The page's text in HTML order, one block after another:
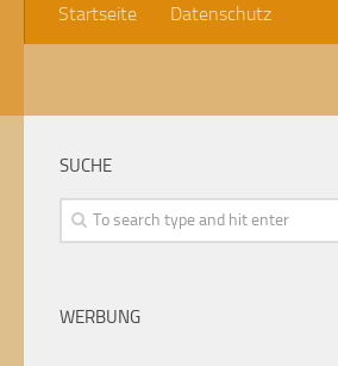
Startseite Datenschutz
SUCHE
WERBUNG